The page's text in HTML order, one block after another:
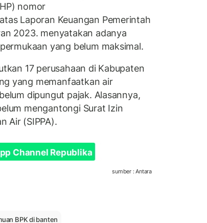
nomor
Laporan Keuangan Pemerintah
2023. menyatakan adanya
yang belum maksimal.
17 perusahaan di Kabupaten
yang memanfaatkan air
dipungut pajak. Alasannya,
mengantongi Surat Izin
Air (SIPPA).
Channel Republika
sumber : Antara
BPK di banten